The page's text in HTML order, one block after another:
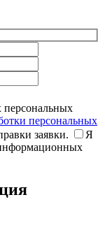
персональных
персональных
заявки.
Я